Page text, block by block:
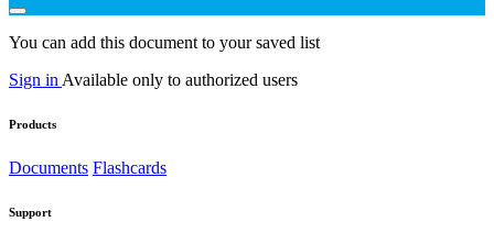
You can add this document to your saved list
Sign in Available only to authorized users
Products
Documents Flashcards
Support